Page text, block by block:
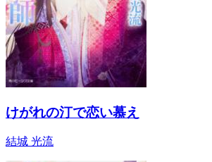
けがれの汀で恋い慕え
結城 光流